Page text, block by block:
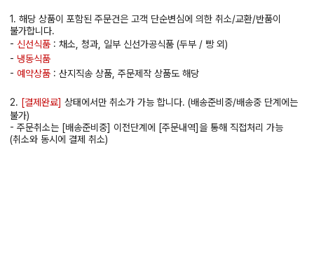
1. 해당 상품이 포함된 주문건은 고객 단순변심에 의한 취소/교환/반품이
불가합니다.
- 신선식품 : 채소, 청과, 일부 신선가공식품 (두부 / 빵 외)
- 냉동식품
- 예약상품 : 산지직송 상품, 주문제작 상품도 해당
2. [결제완료] 상태에서만 취소가 가능 합니다. (배송준비중/배송중 단계에는
불가)
- 주문취소는 [배송준비중] 이전단계에 [주문내역]을 통해 직접처리 가능
(취소와 동시에 결제 취소)